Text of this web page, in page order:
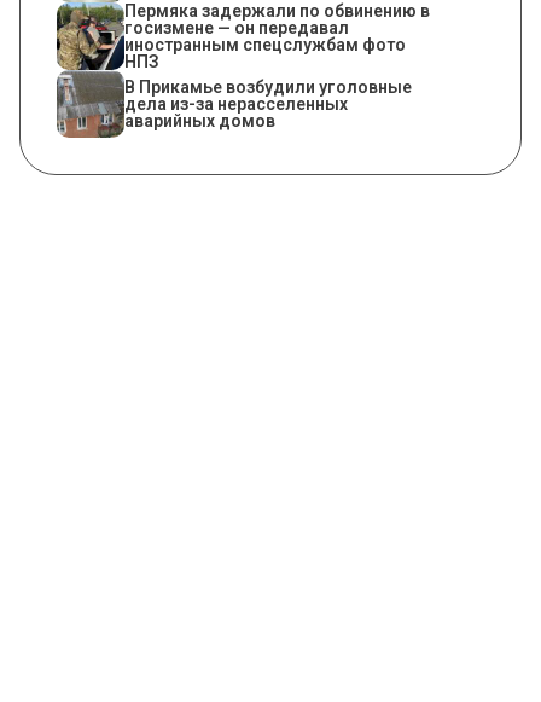
Пермяка задержали по обвинению в
госизмене — он передавал
иностранным спецслужбам фото
НПЗ
В Прикамье возбудили уголовные
дела из-за нерасселенных
аварийных домов